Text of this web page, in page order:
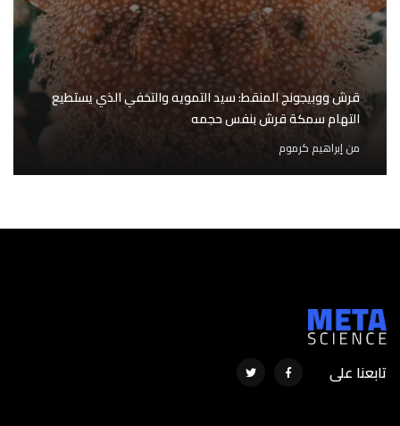
قرش ووبيجونج المنقط: سيد التمويه والتخفي الذي يستطيع
التهام سمكة قرش بنفس حجمه
من إبراهيم كرموم
تابعنا على